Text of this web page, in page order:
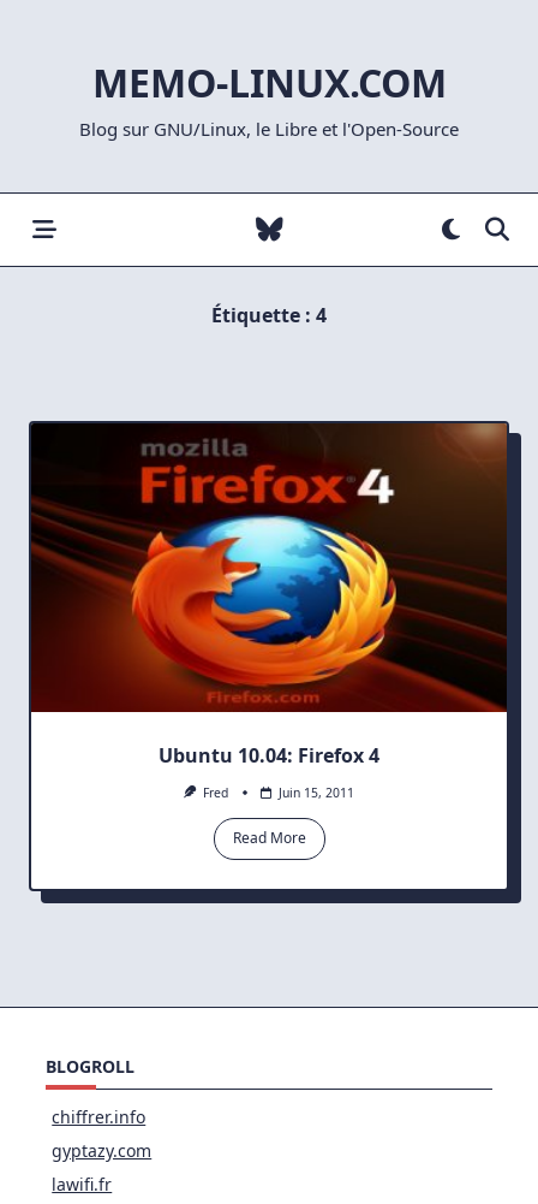
MEMO-LINUX.COM
Blog sur GNU/Linux, le Libre et l'Open-Source
Étiquette : 4
Ubuntu 10.04: Firefox 4
Fred Juin 15, 2011
Read More
BLOGROLL
chiffrer.info
gyptazy.com
lawifi.fr